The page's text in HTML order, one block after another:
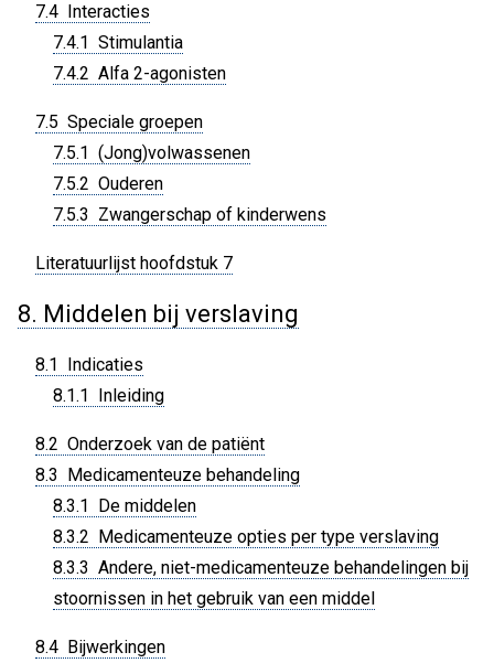
7.4 Interacties
7.4.1 Stimulantia
7.4.2 Alfa 2-agonisten
7.5 Speciale groepen
7.5.1 (Jong)volwassenen
7.5.2 Ouderen
7.5.3 Zwangerschap of kinderwens
Literatuurlijst hoofdstuk 7
8. Middelen bij verslaving
8.1 Indicaties
8.1.1 Inleiding
8.2 Onderzoek van de patiënt
8.3 Medicamenteuze behandeling
8.3.1 De middelen
8.3.2 Medicamenteuze opties per type verslaving
8.3.3 Andere, niet-medicamenteuze behandelingen bij
stoornissen in het gebruik van een middel
8.4 Bijwerkingen